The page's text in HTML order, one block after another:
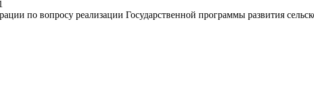
по вопросу реализации Государственной программы развития